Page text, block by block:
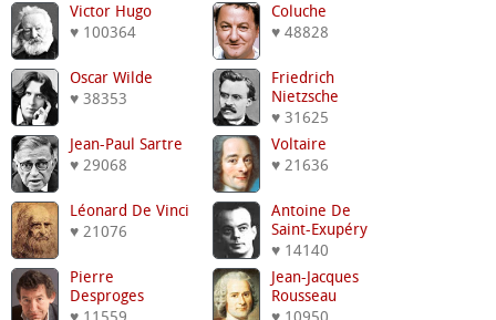
Victor Hugo
♥ 100364
Coluche
♥ 48828
Oscar Wilde
♥ 38353
Friedrich
Nietzsche
♥ 31625
Jean-Paul Sartre
♥ 29068
Voltaire
♥ 21636
Léonard De Vinci
♥ 21076
Antoine De
Saint-Exupéry
♥ 14140
Pierre
Desproges
Jean-Jacques
Rousseau